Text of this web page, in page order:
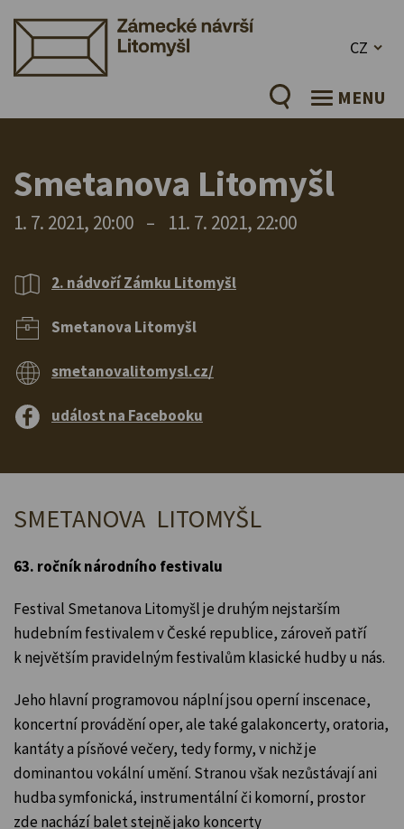
CZ
MENU
Smetanova Litomyšl
1. 7. 2021, 20:00 – 11. 7. 2021, 22:00
2. nádvoří Zámku Litomyšl
Smetanova Litomyšl
smetanovalitomysl.cz/
událost na Facebooku
SMETANOVA LITOMYŠL
63. ročník národního festivalu
Festival Smetanova Litomyšl je druhým nejstarším
hudebním festivalem v České republice, zároveň patří
k největším pravidelným festivalům klasické hudby u nás.
Jeho hlavní programovou náplní jsou operní inscenace,
koncertní provádění oper, ale také galakoncerty, oratoria,
kantáty a písňové večery, tedy formy, v nichž je
dominantou vokální umění. Stranou však nezůstávají ani
hudba symfonická, instrumentální či komorní, prostor
zde nachází balet stejně jako koncerty